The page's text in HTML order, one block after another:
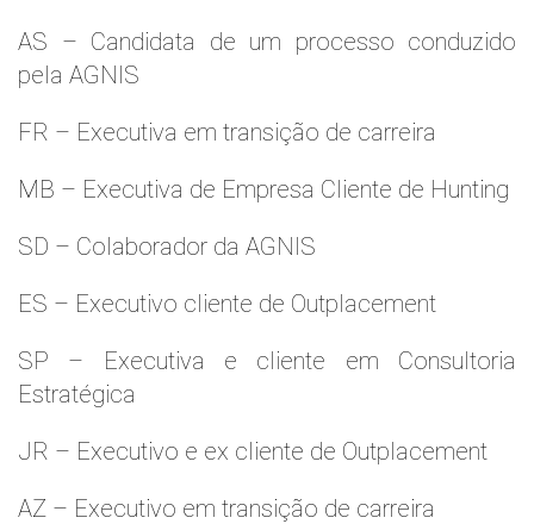
AS – Candidata de um processo conduzido
pela AGNIS
FR – Executiva em transição de carreira
MB – Executiva de Empresa Cliente de Hunting
SD – Colaborador da AGNIS
ES – Executivo cliente de Outplacement
SP – Executiva e cliente em Consultoria
Estratégica
JR – Executivo e ex cliente de Outplacement
AZ – Executivo em transição de carreira